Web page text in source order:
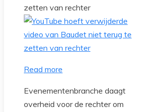
zetten van rechter
Read more
Evenementenbranche daagt
overheid voor de rechter om